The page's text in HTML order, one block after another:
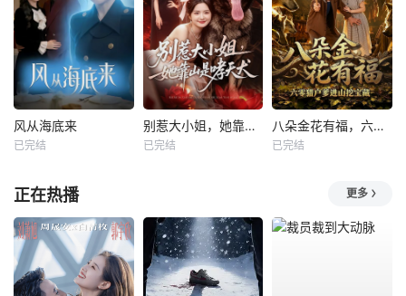
风从海底来
已完结
别惹大小姐，她靠山是哮天犬
已完结
八朵金花有福，六零猎户爹进山挖宝藏
已完结
正在热播 更多